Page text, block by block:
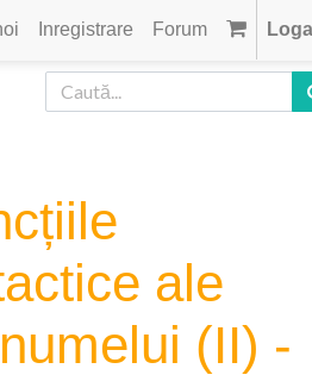
Inregistrare Forum
ale
(II) -